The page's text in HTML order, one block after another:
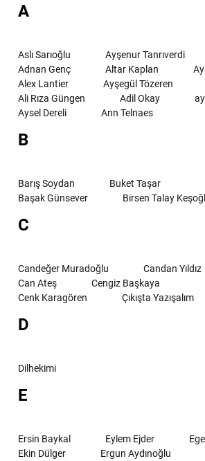
A
Aslı Sarıoğlu
Ayşenur Tanrıverdi
Adnan Genç
Altar Kaplan
Alex Lantier
Ayşegül Tözeren
Ali Rıza Güngen
Adil Okay
Aysel Dereli
Ann Telnaes
B
Barış Soydan
Buket Taşar
Başak Günsever
Birsen Talay
C
Candeğer Muradoğlu
Candan Yıldız
Can Ateş
Cengiz Başkaya
Cenk Karagören
Çıkışta Yazışalım
D
Dilhekimi
E
Ersin Baykal Eylem Ejder
Ekin Dülger
Ergun Aydınoğlu